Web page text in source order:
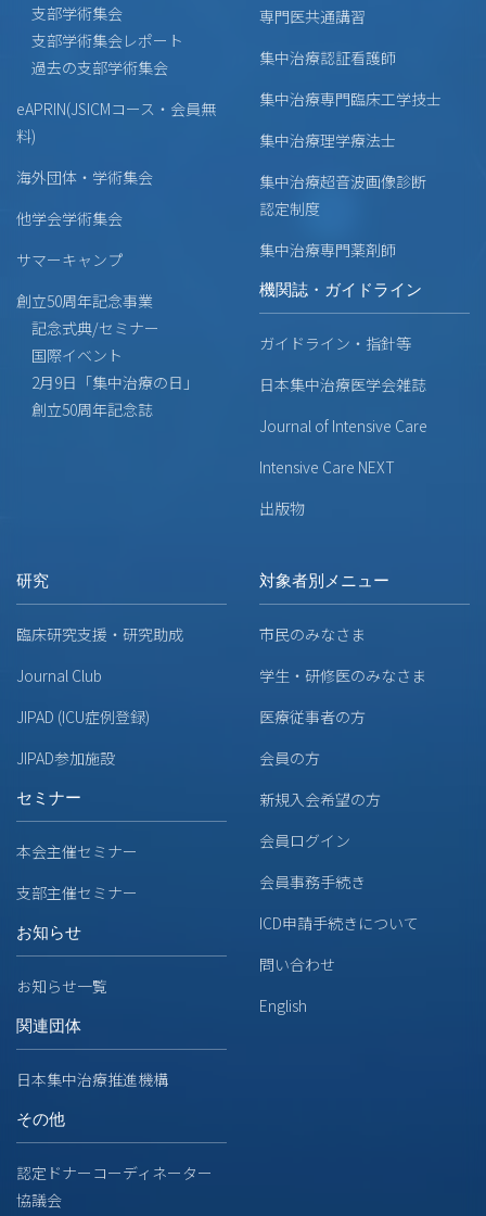
支部学術集会
支部学術集会レポート
過去の支部学術集会
eAPRIN(JSICMコース・会員無
料)
海外団体・学術集会
他学会学術集会
サマーキャンプ
創立50周年記念事業
記念式典/セミナー
国際イベント
2月9日「集中治療の日」
創立50周年記念誌
専門医共通講習
集中治療認証看護師
集中治療専門臨床工学技士
集中治療理学療法士
集中治療超音波画像診断
認定制度
集中治療専門薬剤師
機関誌・ガイドライン
ガイドライン・指針等
日本集中治療医学会雑誌
Journal of Intensive Care
Intensive Care NEXT
出版物
研究
臨床研究支援・研究助成
Journal Club
JIPAD (ICU症例登録)
JIPAD参加施設
セミナー
本会主催セミナー
支部主催セミナー
お知らせ
お知らせ一覧
関連団体
日本集中治療推進機構
その他
認定ドナーコーディネーター
協議会
対象者別メニュー
市民のみなさま
学生・研修医のみなさま
医療従事者の方
会員の方
新規入会希望の方
会員ログイン
会員事務手続き
ICD申請手続きについて
問い合わせ
English